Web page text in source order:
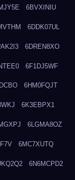
6BVXINIU
6DDK07UL
6DREN8XO
6F1DJ5WF
6HM0FQJT
6K3EBPX1
6LGMA8OZ
6MC7XUTQ
6N6MCPD2